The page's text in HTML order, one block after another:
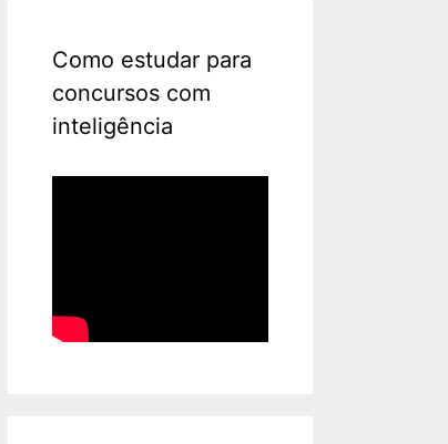
Como estudar para
concursos com
inteligência